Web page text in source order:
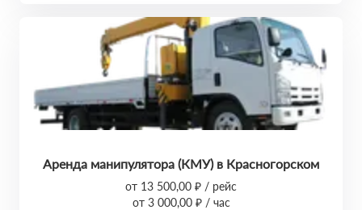
Аренда манипулятора (КМУ) в Красногорском
от 13 500,00 ₽ / рейс
от 3 000,00 ₽ / час